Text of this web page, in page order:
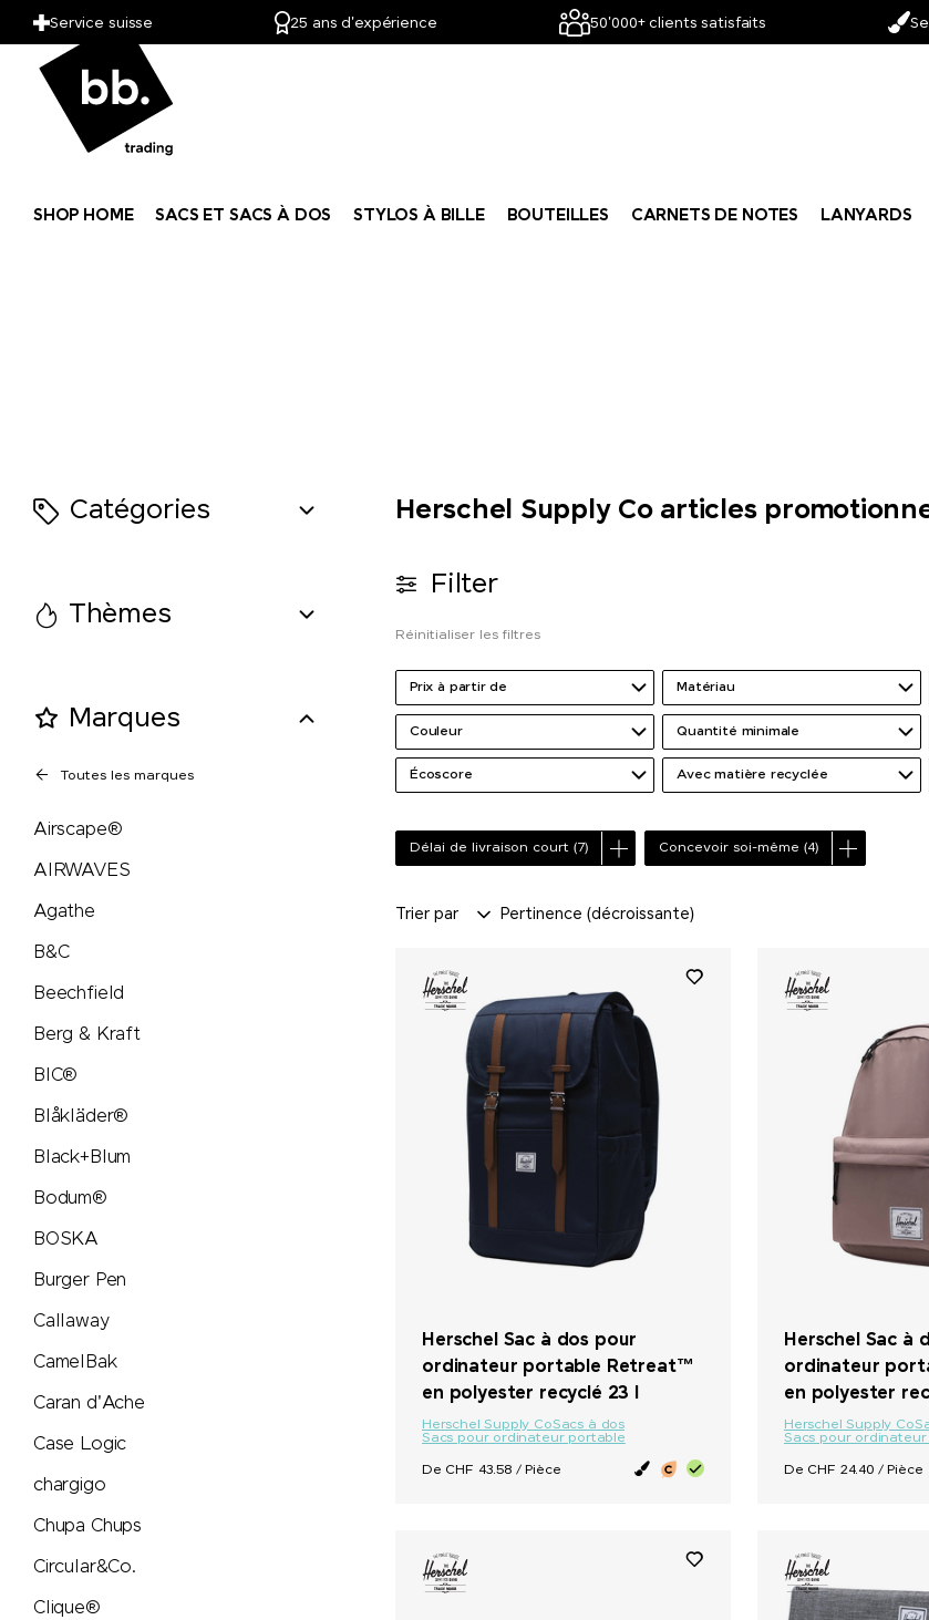
Service suisse 25 ans d'expérience 50'000+ clients satisfaits
SHOP HOME SACS ET SACS À DOS STYLOS À BILLE BOUTEILLES CARNETS DE NOTES LANYARDS
Catégories
Thèmes
Marques
Toutes les marques
Airscape®
AIRWAVES
Agathe
B&C
Beechfield
Berg & Kraft
BIC®
Blåkläder®
Black+Blum
Bodum®
BOSKA
Burger Pen
Callaway
CamelBak
Caran d'Ache
Case Logic
chargigo
Chupa Chups
Circular&Co.
Clique®
Herschel Supply Co articles
Filter
Réinitialiser les filtres
Prix à partir de Matériau
Couleur Quantité minimale
Écoscore Avec matière recyclée
Délai de livraison court (7) Concevoir soi-même (4)
Trier par
Herschel Sac à dos pour
ordinateur portable Retreat™
en polyester recyclé 23 l
Herschel Supply CoSacs à dos
Sacs pour ordinateur portable
De CHF 43.58 / Pièce
Herschel Sac à
ordinateur
en polyester
Herschel Supply Co
Sacs pour
De CHF 24.40 / Pièce
Mentos
Mepal
Moleskine®
PanoramaKnife
PB Swiss Tools
Philips
PopSocket®
Portwest
Pringels
Prodir
Pulltex
Pure Waste
Reisenthel
Richartz